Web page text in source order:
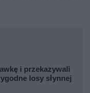
i przekazywali
losy słynnej